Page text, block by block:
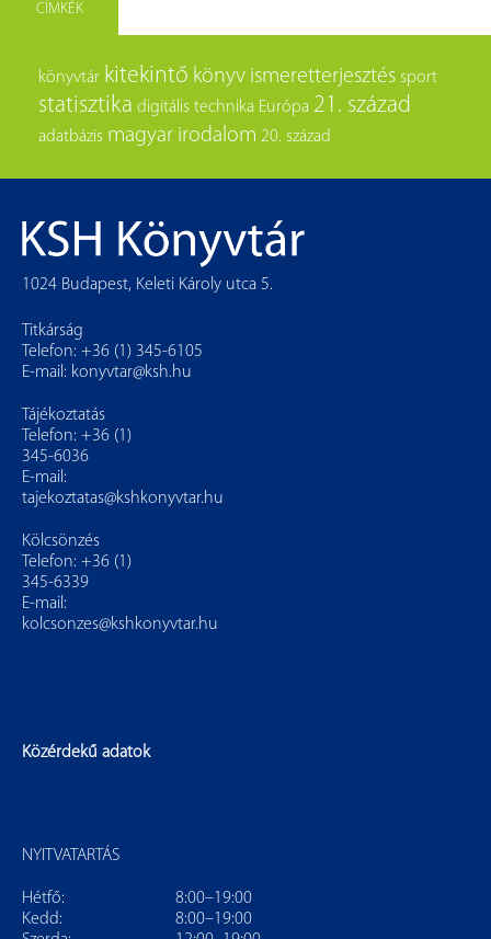
CÍMKÉK
könyvtár kitekintő könyv ismeretterjesztés sport
statisztika digitális technika Európa 21. század
adatbázis magyar irodalom 20. század
1024 Budapest, Keleti Károly utca 5.
Titkárság
Telefon: +36 (1) 345-6105
E-mail: konyvtar@ksh.hu
Tájékoztatás
Telefon: +36 (1)
345-6036
E-mail:
tajekoztatas@kshkonyvtar.hu
Kölcsönzés
Telefon: +36 (1)
345-6339
E-mail:
kolcsonzes@kshkonyvtar.hu
Közérdekű adatok
NYITVATARTÁS
Hétfő:
8:00–19:00
Kedd:
8:00–19:00